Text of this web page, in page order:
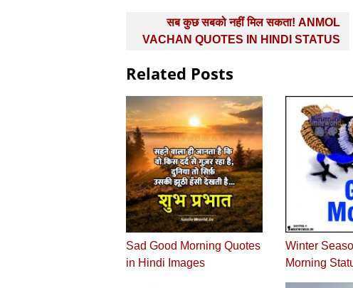
navigation
सब कुछ सबको नहीं मिल सकता! ANMOL
VACHAN QUOTES IN HINDI STATUS
Related Posts
Sad Good Morning Quotes
in Hindi Images
Winter
Morning